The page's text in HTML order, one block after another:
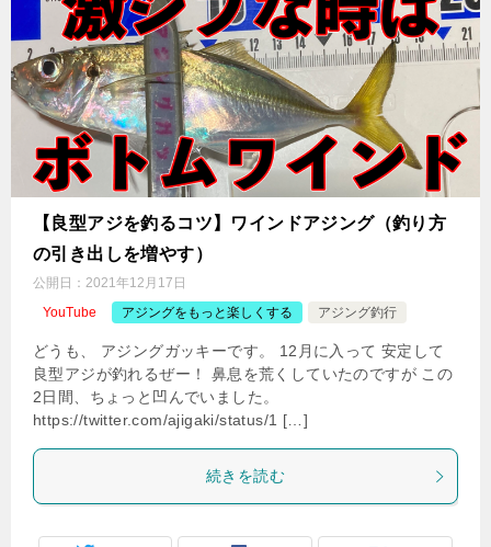
【良型アジを釣るコツ】ワインドアジング（釣り方
の引き出しを増やす）
公開日： 2021年12月17日
YouTube
アジングをもっと楽しくする アジング釣行
どうも、 アジングガッキーです。 12月に入って 安定して
良型アジが釣れるぜー！ 鼻息を荒くしていたのですが この
2日間、ちょっと凹んでいました。
https://twitter.com/ajigaki/status/1 […]
続きを読む